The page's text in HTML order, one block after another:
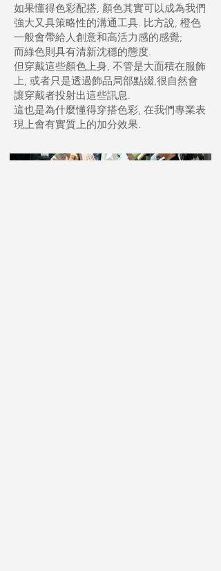
如果懂得色彩配搭, 顏色其實可以成為我們
強大又具策略性的溝通工具. 比方說, 橙色
一般會帶給人創意和高活力感的感覺;
而綠色則具有清新沈穩的態度.
但穿戴這些顏色上身, 不管是大面積在服飾
上, 或者只是透過飾品局部點綴,很自然會
讓穿戴者投射出這些訊息.
這也是為什麼懂得穿搭色彩, 在我們專業表
現上會有實質上的加分效果.